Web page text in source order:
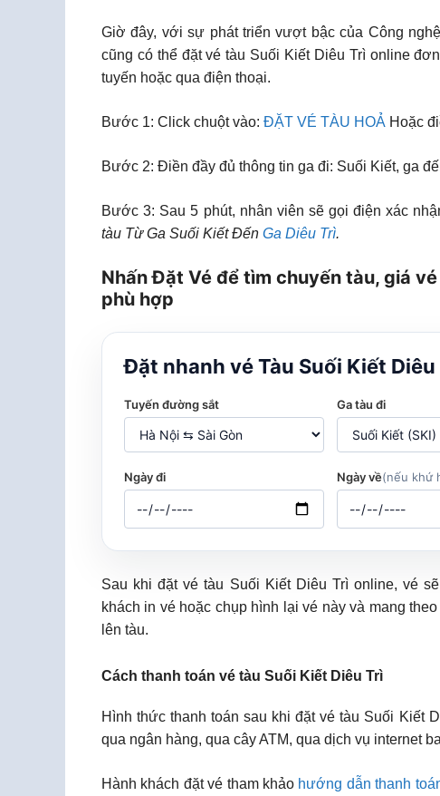
Giờ đây, với sự phát triển vượt bậc của Công
cũng có thể đặt vé tàu Suối Kiết Diêu Trì online
tuyến hoặc qua điện thoại.
Bước 1: Click chuột vào: ĐẶT VÉ TÀU HOẢ Hoặc
Bước 2: Điền đầy đủ thông tin ga đi: Suối Kiết, ga
Bước 3: Sau 5 phút, nhân viên sẽ gọi điện xác
tàu Từ Ga Suối Kiết Đến Ga Diêu Trì.
Nhấn Đặt Vé để tìm chuyến tàu, giá
phù hợp
Đặt nhanh vé Tàu Suối Kiết Diêu
Tuyến đường sắt Ga tàu đi
Ngày đi Ngày về(nếu khứ
Sau khi đặt vé tàu Suối Kiết Diêu Trì online, vé
khách in vé hoặc chụp hình lại vé này và mang
lên tàu.
Cách thanh toán vé tàu Suối Kiết Diêu Trì
Hình thức thanh toán sau khi đặt vé tàu Suối Kiết
qua ngân hàng, qua cây ATM, qua dịch vụ internet
Hành khách đặt vé tham khảo hướng dẫn thanh